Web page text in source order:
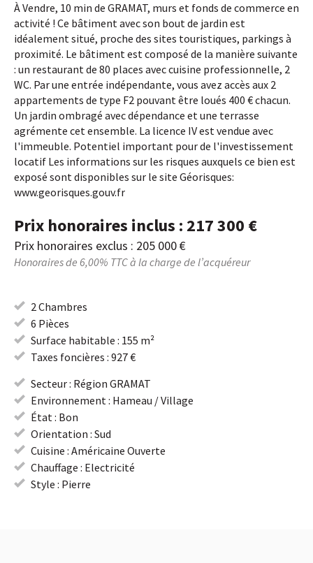
À Vendre, 10 min de GRAMAT, murs et fonds de commerce en
activité ! Ce bâtiment avec son bout de jardin est
idéalement situé, proche des sites touristiques, parkings à
proximité. Le bâtiment est composé de la manière suivante
: un restaurant de 80 places avec cuisine professionnelle, 2
WC. Par une entrée indépendante, vous avez accès aux 2
appartements de type F2 pouvant être loués 400 € chacun.
Un jardin ombragé avec dépendance et une terrasse
agrémente cet ensemble. La licence IV est vendue avec
l'immeuble. Potentiel important pour de l'investissement
locatif Les informations sur les risques auxquels ce bien est
exposé sont disponibles sur le site Géorisques:
www.georisques.gouv.fr
Prix honoraires inclus : 217 300 €
Prix honoraires exclus : 205 000 €
Honoraires de 6,00% TTC à la charge de l’acquéreur
2 Chambres
6 Pièces
Surface habitable : 155 m²
Taxes foncières : 927 €
Secteur : Région GRAMAT
Environnement : Hameau / Village
État : Bon
Orientation : Sud
Cuisine : Américaine Ouverte
Chauffage : Electricité
Style : Pierre